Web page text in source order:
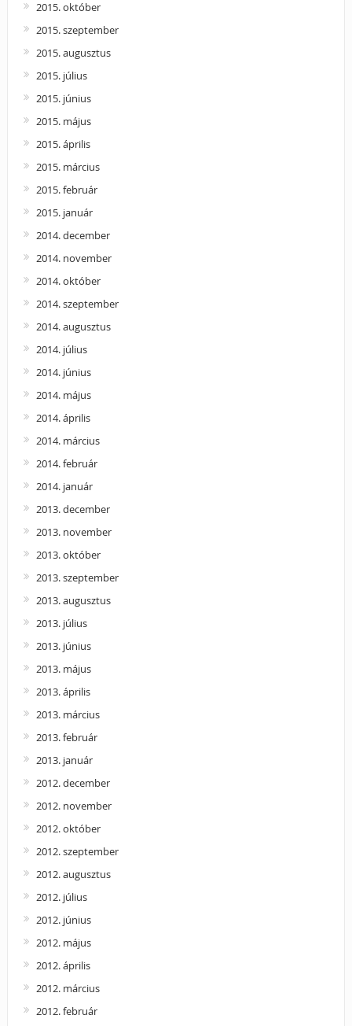
2015. október
2015. szeptember
2015. augusztus
2015. július
2015. június
2015. május
2015. április
2015. március
2015. február
2015. január
2014. december
2014. november
2014. október
2014. szeptember
2014. augusztus
2014. július
2014. június
2014. május
2014. április
2014. március
2014. február
2014. január
2013. december
2013. november
2013. október
2013. szeptember
2013. augusztus
2013. július
2013. június
2013. május
2013. április
2013. március
2013. február
2013. január
2012. december
2012. november
2012. október
2012. szeptember
2012. augusztus
2012. július
2012. június
2012. május
2012. április
2012. március
2012. február